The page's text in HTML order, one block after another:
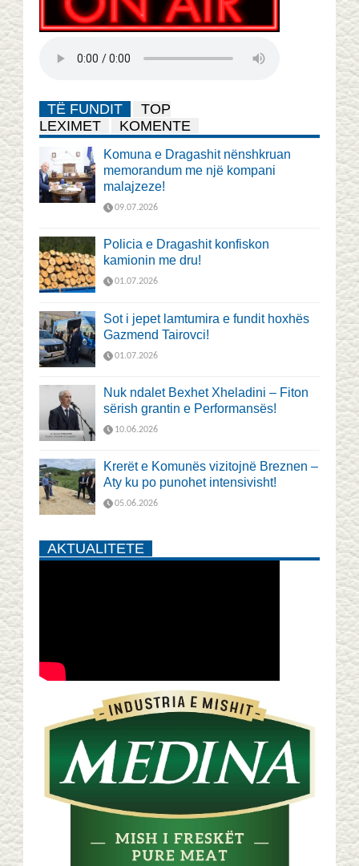
TË FUNDIT
TOP
LEXIMET
KOMENTE
Komuna e Dragashit nënshkruan
memorandum me një kompani
malajzeze!
09.07.2026
Policia e Dragashit konfiskon
kamionin me dru!
01.07.2026
Sot i jepet lamtumira e fundit hoxhës
Gazmend Tairovci!
01.07.2026
Nuk ndalet Bexhet Xheladini – Fiton
sërish grantin e Performansës!
10.06.2026
Krerët e Komunës vizitojnë Breznen –
Aty ku po punohet intensivisht!
05.06.2026
AKTUALITETE